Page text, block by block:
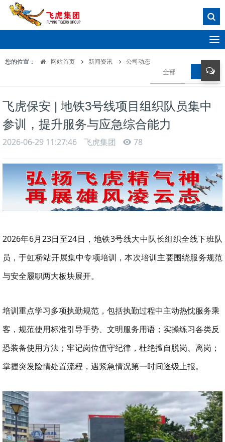
T
o
g
g
l
a
t
i
o
n
您的位置： 网站首页 新闻资讯 公司动态
全部 公司动
飞虎保安 | 地铁3号线项目组织队员集中
参训，提升服务与应急综合能力
2026-06-29 11:27:46 飞虎集团 78
2026年6月23日至24日，地铁3号线大中队长组织全线下班队
员，于虹桥站开展集中专项培训，本次培训主要围绕服务规范
与安全履职两大板块展开。
培训重点学习多项执勤规范，包括执勤过程中主动热忱服务乘
客，规范使用标准引导手势、文明服务用语；实操练习各类反
恐装备使用方法；牢记岗位值守纪律，杜绝擅自脱岗、离岗；
掌握突发险情处置流程，遇紧急情况第一时间逐级上报。